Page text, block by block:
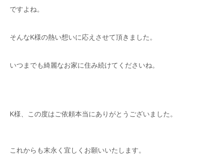
ですよね。
そんなK様の熱い想いに応えさせて頂きました。
いつまでも綺麗なお家に住み続けてくださいね。
K様、この度はご依頼本当にありがとうございました。
これからも末永く宜しくお願いいたします。